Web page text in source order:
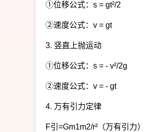
①位移公式：s = gt²/2
②速度公式：v = gt
3. 竖直上抛运动
①位移公式：s = - v²/2g
②速度公式：v = - gt
4. 万有引力定律
F引=Gm1m2/r²（万有引力）